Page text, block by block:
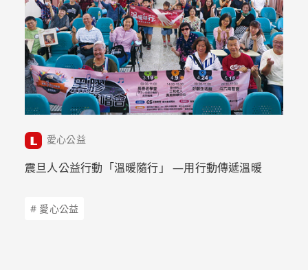
愛心公益
震旦人公益行動「溫暖隨行」 —用行動傳遞溫暖
# 愛心公益